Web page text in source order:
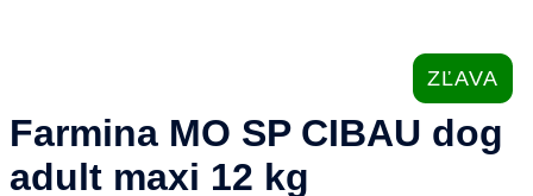
Farmina MO SP CIBAU dog
adult maxi 12 kg
ZĽAVA